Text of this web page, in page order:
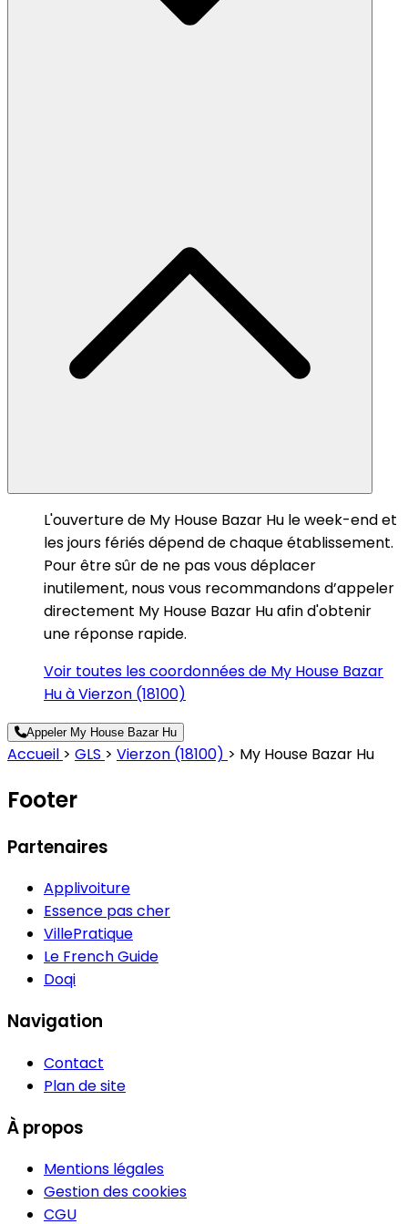
L'ouverture de My House Bazar Hu le week-end et
les jours fériés dépend de chaque établissement.
Pour être sûr de ne pas vous déplacer
inutilement, nous vous recommandons d’appeler
directement My House Bazar Hu afin d'obtenir
une réponse rapide.
Voir toutes les coordonnées de My House Bazar
Hu à Vierzon (18100)
Appeler My House Bazar Hu
Accueil > GLS > Vierzon (18100) > My House Bazar Hu
Footer
Partenaires
Applivoiture
Essence pas cher
VillePratique
Le French Guide
Doqi
Navigation
Contact
Plan de site
À propos
Mentions légales
Gestion des cookies
CGU